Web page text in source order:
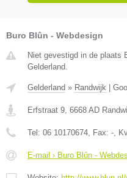
Buro Blûn - Webdesign
Niet gevestigd in de plaats
Gelderland.
Gelderland » Randwijk
Erfstraat 9, 6668 AD
Tel: 06 10170674, Fax: -,
E-mail › Buro Blûn -